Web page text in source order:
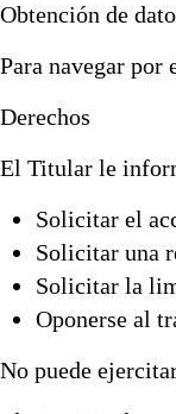
Obtención de
Para navegar por
Derechos
El Titular le
Solicitar el
Solicitar una
Solicitar la
Oponerse al
No puede